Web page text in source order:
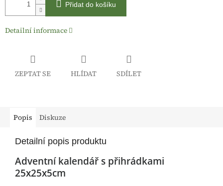
Přidat do košíku
Detailní informace
ZEPTAT SE HLÍDAT SDÍLET
Popis Diskuze
Detailní popis produktu
Adventní kalendář s přihrádkami
25x25x5cm